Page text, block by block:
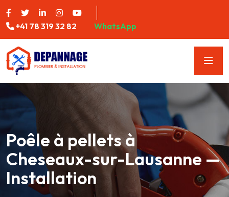
+41 78 319 32 82 WhatsApp
Poêle à pellets à
Cheseaux-sur-Lausanne —
Installation